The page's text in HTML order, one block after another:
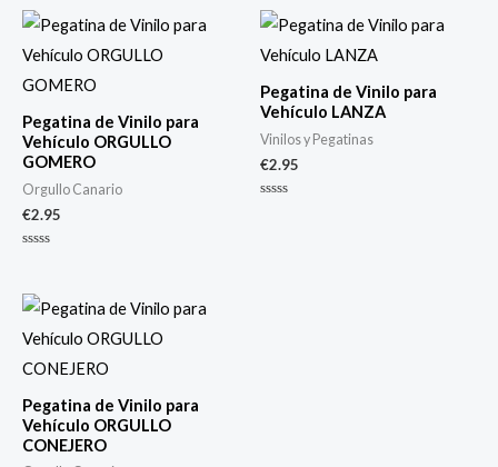
Pegatina de Vinilo para
Vehículo ORGULLO
GOMERO
Orgullo Canario
€2.95
de
5
Pegatina de Vinilo para
Vehículo LANZA
Vinilos y Pegatinas
€2.95
Pegatina de Vinilo para
Vehículo ORGULLO
CONEJERO